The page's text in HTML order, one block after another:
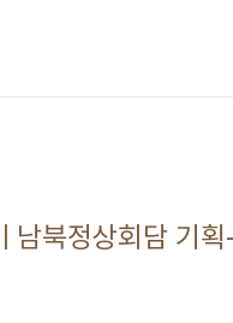
남북정상회담 기